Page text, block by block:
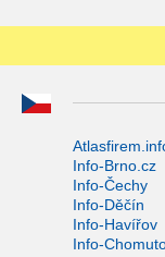
Info-Brno.cz
Info-Čechy
Info-Děčín
Info-Havířov
Info-